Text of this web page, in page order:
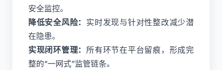
安全监控。
降低安全风险： 实时发现与针对性整改减少潜
在隐患。
实现闭环管理： 所有环节在平台留痕，形成完
整的“一网式”监管链条。